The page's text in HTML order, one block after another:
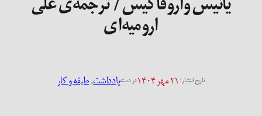
ارومیه‌ای
تاریخ انتشار: ۲۱ مهر ۱۴۰۴ در دستهیادداشت, طبقه و کار